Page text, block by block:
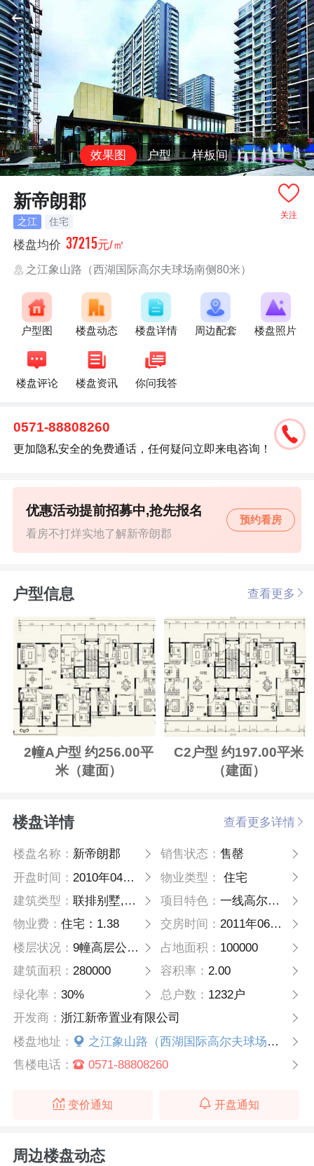
效果图 户型 样板间
关注
新帝朗郡
之江 住宅
楼盘均价 37215元/㎡
之江象山路（西湖国际高尔夫球场南侧80米）
户型图 楼盘动态 楼盘详情 周边配套 楼盘照片
楼盘评论 楼盘资讯 你问我答
0571-88808260
更加隐私安全的免费通话，任何疑问立即来电咨询！
看房不打烊实地了解新帝朗郡
优惠活动提前招募中,抢先报名
预约看房
户型信息 查看更多
2幢A户型 约256.00平
米（建面）
C2户型 约197.00平米
（建面）
楼盘详情 查看更多详情
楼盘名称： 新帝朗郡 销售状态： 售罄
开盘时间： 2010年04月16日 物业类型：
住宅
建筑类型：联排别墅,高层 项目特色： 一线高尔夫全景住区，重点名校学区现房
物业费：住宅：1.38 交房时间： 2011年06月30日
楼层状况：9幢高层公寓 82套电梯排屋 占地面积： 100000
建筑面积：280000 容积率： 2.00
绿化率：30% 总户数： 1232户
开发商：浙江新帝置业有限公司
楼盘地址：
之江象山路（西湖国际高尔夫球场南侧80米）
售楼电话：
0571-88808260
变价通知 开盘通知
周边楼盘动态